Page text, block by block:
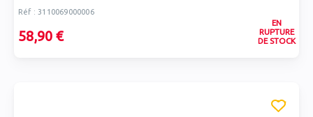
Réf : 3110069000006
58,90 €
EN
RUPTURE
DE STOCK